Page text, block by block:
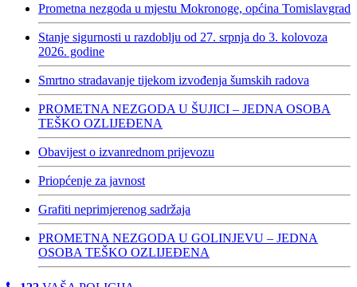
Prometna nezgoda u mjestu Mokronoge, općina Tomislavgrad
Stanje sigurnosti u razdoblju od 27. srpnja do 3. kolovoza
2026. godine
Smrtno stradavanje tijekom izvođenja šumskih radova
PROMETNA NEZGODA U ŠUJICI – JEDNA OSOBA
TEŠKO OZLIJEĐENA
Obavijest o izvanrednom prijevozu
Priopćenje za javnost
Grafiti neprimjerenog sadržaja
PROMETNA NEZGODA U GOLINJEVU – JEDNA
OSOBA TEŠKO OZLIJEĐENA